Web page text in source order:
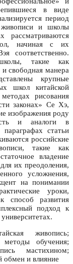
в виде
период
живописи и школы
рассматриваются
начиная с их
соответственно.
такие как
и свободная манера
крупные
школ китайской
рисования
законах» Се Хэ,
изображения роду
и аналоги в
статьи
российские
такие как
владение
их преодоления,
усложнения,
на понимании
уроки,
способ развития
подход к
живопись;
методы обучения;
мастихином;
обмен и влияние